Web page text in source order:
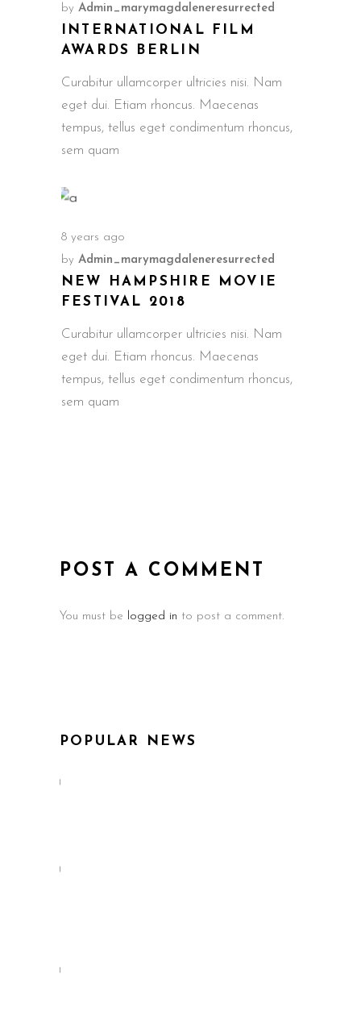
by Admin_marymagdaleneresurrected
INTERNATIONAL FILM
AWARDS BERLIN
Curabitur ullamcorper ultricies nisi. Nam
eget dui. Etiam rhoncus. Maecenas
tempus, tellus eget condimentum rhoncus,
sem quam
8 years ago
by Admin_marymagdaleneresurrected
NEW HAMPSHIRE MOVIE
FESTIVAL 2018
Curabitur ullamcorper ultricies nisi. Nam
eget dui. Etiam rhoncus. Maecenas
tempus, tellus eget condimentum rhoncus,
sem quam
POST A COMMENT
You must be logged in to post a comment.
POPULAR NEWS